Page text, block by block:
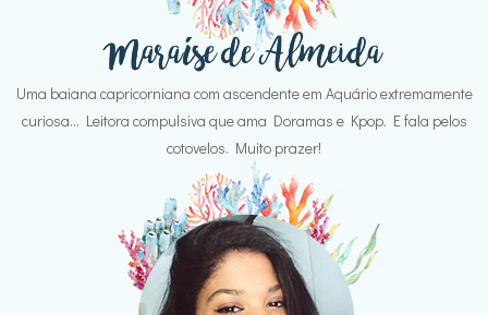
Uma baiana capricorniana com ascendente em Aquário extremamente
curiosa... Leitora compulsiva que ama Doramas e Kpop. E fala pelos
cotovelos. Muito prazer!